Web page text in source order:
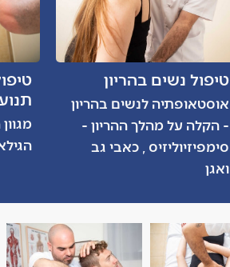
טיפול נשים בהריון
אוסטאופתיה לנשים בהריון
- הקלה על מהלך ההריון -
סימפיזיוליזיס , כאבי גב
ואגן